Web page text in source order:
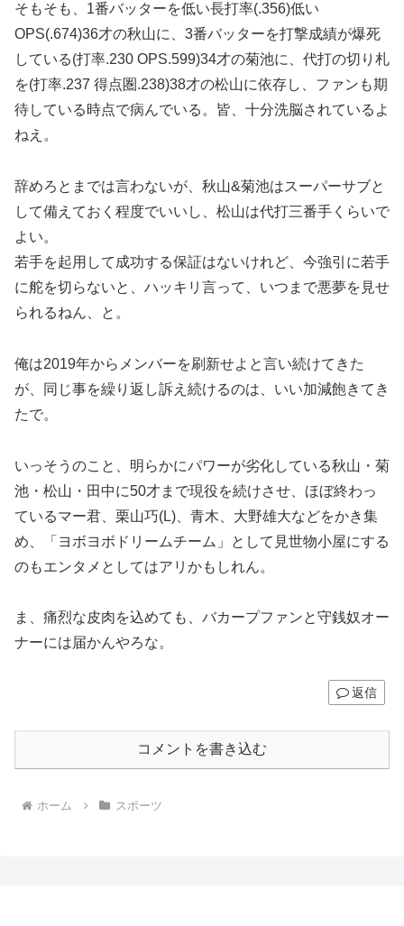
そもそも、1番バッターを低い長打率(.356)低い
OPS(.674)36才の秋山に、3番バッターを打撃成績が爆死
している(打率.230 OPS.599)34才の菊池に、代打の切り札
を(打率.237 得点圏.238)38才の松山に依存し、ファンも期
待している時点で病んでいる。皆、十分洗脳されているよ
ねえ。
辞めろとまでは言わないが、秋山&菊池はスーパーサブと
して備えておく程度でいいし、松山は代打三番手くらいで
よい。
若手を起用して成功する保証はないけれど、今強引に若手
に舵を切らないと、ハッキリ言って、いつまで悪夢を見せ
られるねん、と。
俺は2019年からメンバーを刷新せよと言い続けてきた
が、同じ事を繰り返し訴え続けるのは、いい加減飽きてき
たで。
いっそうのこと、明らかにパワーが劣化している秋山・菊
池・松山・田中に50才まで現役を続けさせ、ほぼ終わっ
ているマー君、栗山巧(L)、青木、大野雄大などをかき集
め、「ヨボヨボドリームチーム」として見世物小屋にする
のもエンタメとしてはアリかもしれん。
ま、痛烈な皮肉を込めても、バカープファンと守銭奴オー
ナーには届かんやろな。
返信
コメントを書き込む
ホーム スポーツ